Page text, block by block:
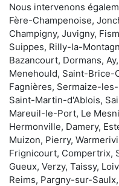
Nous intervenons
Fère-Champenoise,
Champigny, Juvigny,
Suippes, Rilly-la-
Bazancourt, Dormans,
Menehould, Saint-Brice-
Fagnières, Sermaize-
Saint-Martin-d'Ablois,
Mareuil-le-Port, Le
Hermonville, Damery,
Muizon, Pierry,
Frignicourt, Compertrix,
Gueux, Verzy, Taissy,
Reims, Pargny-sur-